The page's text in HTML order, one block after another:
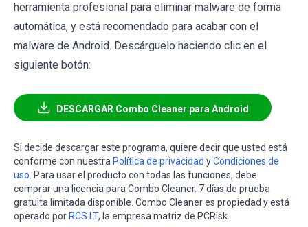
herramienta profesional para eliminar malware de forma
automática, y está recomendado para acabar con el
malware de Android. Descárguelo haciendo clic en el
siguiente botón:
DESCARGAR Combo Cleaner para Android
Si decide descargar este programa, quiere decir que usted está
conforme con nuestra Política de privacidad yCondiciones de
uso. Para usar el producto con todas las funciones, debe
comprar una licencia para Combo Cleaner. 7 días de prueba
gratuita limitada disponible. Combo Cleaner es propiedad y está
operado por RCS LT, la empresa matriz de PCRisk.